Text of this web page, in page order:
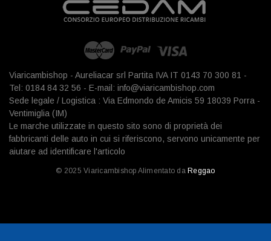
Viaricambishop - Aureliacar srl Partita IVA IT 0143 70 300 81 -
Tel: 0184 84 32 56 - E-mail: info@viaricambishop.com
Sede legale / Logistica : Via Edmondo de Amicis 59 18039 Porra -
Ventimiglia (IM)
Le marche utilizzate in questo sito sono di proprietà dei
fabbricanti delle auto in cui si riferiscono, servono unicamente per
aiutare ad identificare l'articolo
© 2025 Viaricambishop Alimentato da Reggao